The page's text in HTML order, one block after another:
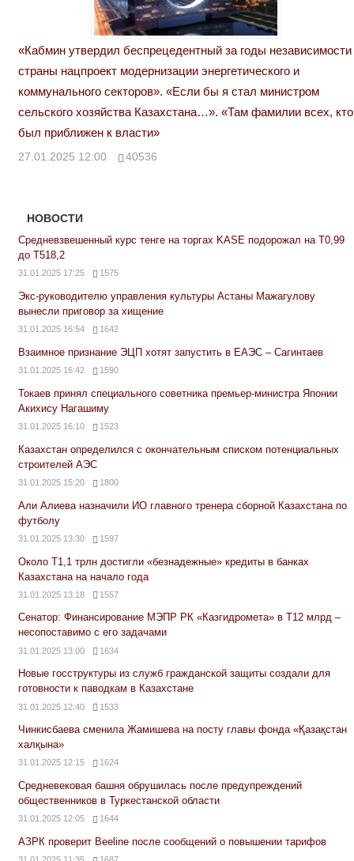
«Кабмин утвердил беспрецедентный за годы независимости
страны нацпроект модернизации энергетического и
коммунального секторов». «Если бы я стал министром
сельского хозяйства Казахстана…». «Там фамилии всех, кто
был приближен к власти»
27.01.2025 12:00 40536
НОВОСТИ
Средневзвешенный курс тенге на торгах KASE подорожал на Т0,99
до Т518,2
31.01.2025 17:25 1575
Экс-руководителю управления культуры Астаны Мажагулову
вынесли приговор за хищение
31.01.2025 16:54 1642
Взаимное признание ЭЦП хотят запустить в ЕАЭС – Сагинтаев
31.01.2025 16:42 1590
Токаев принял специального советника премьер-министра Японии
Акихису Нагашиму
31.01.2025 16:10 1523
Казахстан определился с окончательным списком потенциальных
строителей АЭС
31.01.2025 15:20 1800
Али Алиева назначили ИО главного тренера сборной Казахстана по
футболу
31.01.2025 13:30 1597
Около Т1,1 трлн достигли «безнадежные» кредиты в банках
Казахстана на начало года
31.01.2025 13:18 1557
Сенатор: Финансирование МЭПР РК «Казгидромета» в Т12 млрд –
несопоставимо с его задачами
31.01.2025 13:00 1634
Новые госструктуры из служб гражданской защиты создали для
готовности к паводкам в Казахстане
31.01.2025 12:40 1533
Чинкисбаева сменила Жамишева на посту главы фонда «Қазақстан
халқына»
31.01.2025 12:15 1624
Средневековая башня обрушилась после предупреждений
общественников в Туркестанской области
31.01.2025 12:05 1644
АЗРК проверит Beeline после сообщений о повышении тарифов